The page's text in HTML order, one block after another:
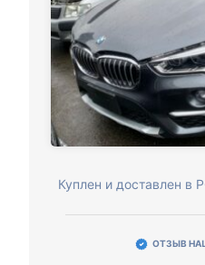
Куплен и доставлен в
ОТЗЫВ